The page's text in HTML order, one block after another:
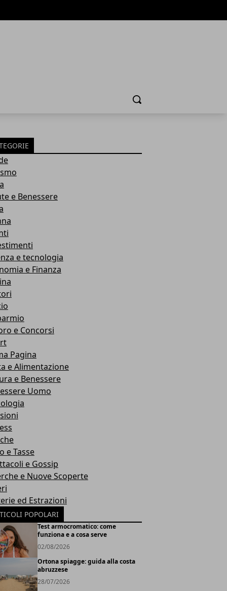
Cerca
e Benessere
e tecnologia
e Finanza
e Concorsi
Pagina
e Alimentazione
e Benessere
Uomo
e Tasse
e Gossip
e Nuove Scoperte
ed Estrazioni
POPOLARI
Test armocromatico: come
funziona e a cosa serve
02/08/2026
Ortona spiagge: guida alla costa
abruzzese
28/07/2026